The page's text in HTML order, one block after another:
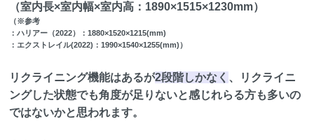
（室内長×室内幅×室内高：1890×1515×1230mm）
（※参考
：ハリアー（2022）：1880×1520×1215(mm)
：エクストレイル(2022)：1990×1540×1255(mm)）
リクライニング機能はあるが2段階しかなく 、リクライニ
ングした状態でも角度が足りないと感じれらる方も多いの
ではないかと思われます。